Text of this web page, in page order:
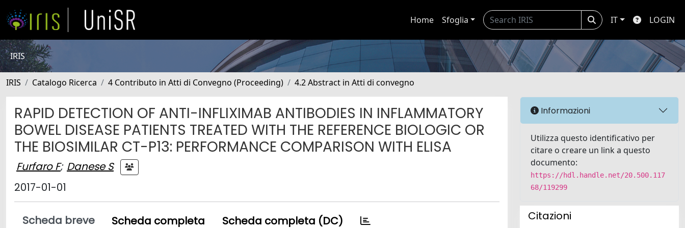
Home Sfoglia IT LOGIN
IRIS
IRIS Catalogo Ricerca 4 Contributo in Atti di Convegno (Proceeding) 4.2 Abstract in Atti di convegno
RAPID DETECTION OF ANTI-INFLIXIMAB ANTIBODIES IN INFLAMMATORY
BOWEL DISEASE PATIENTS TREATED WITH THE REFERENCE BIOLOGIC OR
THE BIOSIMILAR CT-P13: PERFORMANCE COMPARISON WITH ELISA
Furfaro F; Danese S
2017-01-01
Scheda breve Scheda completa Scheda completa (DC)
Informazioni
Utilizza questo identificativo per
citare o creare un link a questo
documento:
https://hdl.handle.net/20.500.117
68/119299
Citazioni